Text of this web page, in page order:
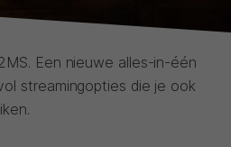
Een nieuwe alles-in-één
streamingopties die je ook